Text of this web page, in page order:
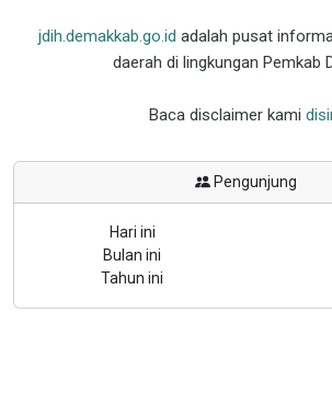
jdih.demakkab.go.id adalah pusat
daerah di lingkungan Pemkab
Baca disclaimer kami
Pengunjung
Hari ini
Bulan ini
Tahun ini